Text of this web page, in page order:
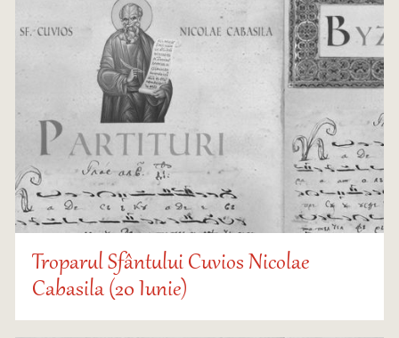
Troparul Sfântului Cuvios Nicolae
Cabasila (20 Iunie)